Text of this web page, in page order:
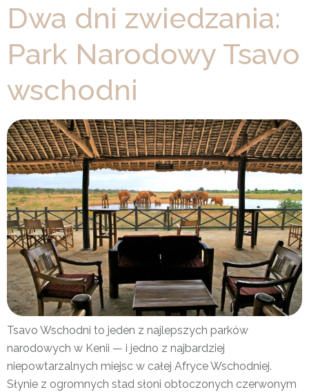
Dwa dni zwiedzania:
Park Narodowy Tsavo
wschodni
Tsavo Wschodni to jeden z najlepszych parków
narodowych w Kenii — i jedno z najbardziej
niepowtarzalnych miejsc w całej Afryce Wschodniej.
Słynie z ogromnych stad słoni obtoczonych czerwonym